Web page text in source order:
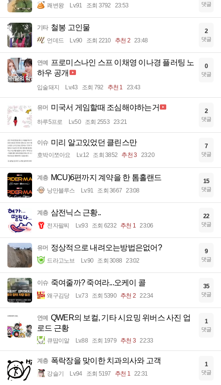
쾌변왕 Lv.91 조회 3792 23:53 댓글
기타 철봉 고인물
언데드 Lv.90 조회 2210 추천 2 23:48
2
댓글
연예 프로미스나인 스프 이채영 이나경 플러팅 노
하우 공개
입술돼지 Lv.43 조회 792 추천 1 23:43
0
댓글
유머 미국서 게임할때 조심해야하는거
하루5프로 Lv.50 조회 2553 23:21
2
댓글
이슈 미리 알고있었던 클린스만
호박이쪼아요 Lv.12 조회 3852 추천 3 23:20
7
댓글
계층 MCU)6편까지 계약을 한 톰홀랜드
낭만블루스 Lv.91 조회 3667 23:08
15
댓글
계층 삼전닉스 근황..
전자팔찌 Lv.93 조회 6232 추천 1 23:06
22
댓글
유머 정상적으로 내려오는방법은없어?
드라고노브 Lv.90 조회 3088 23:02
9
댓글
이슈 죽여줄까? 죽여라...오케이 콜
왜구김당 Lv.73 조회 5390 추천 2 22:34
35
댓글
연예 QWER의 보컬, 기타 시요밍 위버스 사진 업
로드 근황
큐땁이알 Lv.88 조회 1979 추천 3 22:33
1
댓글
계층 폭락장을 맞이한 치과의사와 고객
강슬기 Lv.94 조회 5197 추천 1 22:31
1
댓글